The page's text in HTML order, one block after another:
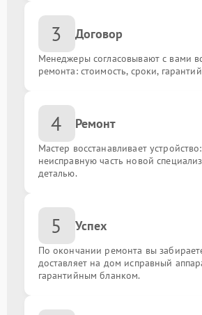
3 Договор
Менеджеры согласовывают с вами
ремонта: стоимость, сроки,
4 Ремонт
Мастер восстанавливает
неисправную часть новой
деталью.
5 Успех
По окончании ремонта вы
доставляет на дом исправный
гарантийным бланком.